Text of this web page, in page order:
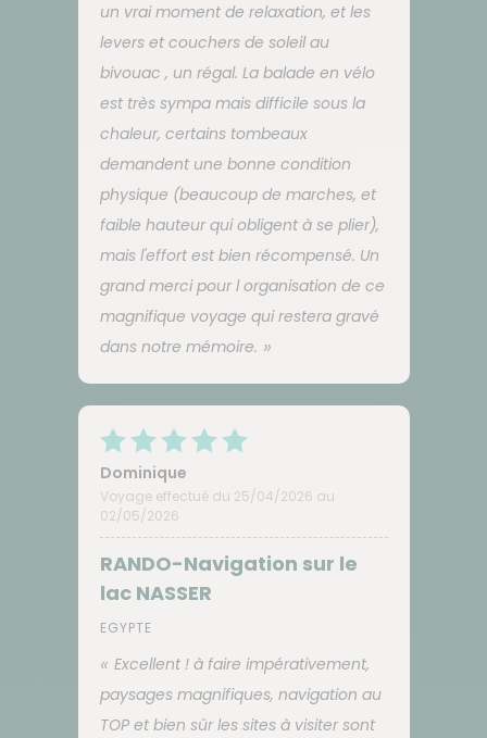
un vrai moment de relaxation, et les
levers et couchers de soleil au
bivouac , un régal. La balade en vélo
est très sympa mais difficile sous la
chaleur, certains tombeaux
demandent une bonne condition
physique (beaucoup de marches, et
faible hauteur qui obligent à se plier),
mais l'effort est bien récompensé. Un
grand merci pour l organisation de ce
magnifique voyage qui restera gravé
dans notre mémoire.
Dominique
Voyage effectué du 25/04/2026 au
02/05/2026
RANDO-Navigation sur le
lac NASSER
EGYPTE
Excellent ! à faire impérativement,
paysages magnifiques, navigation au
TOP et bien sûr les sites à visiter sont